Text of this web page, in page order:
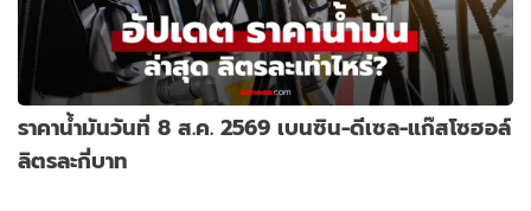
ราคาน้ำมันวันที่ 8 ส.ค. 2569 เบนซิน-ดีเซล-แก๊สโซฮอล์
ลิตรละกี่บาท